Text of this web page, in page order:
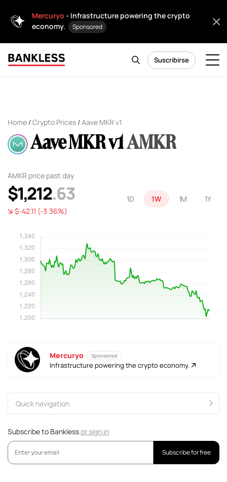
Mercuryo - Infrastructure powering the crypto
economy.
Sponsored
Suscribirse
Home /Crypto Prices /Aave MKR v1
Aave MKR v1AMKR
1D 1W 1M 1Y
AMKR price past day
$1,212.63
$-42.11 (-3.36%)
Mercuryo Sponsored
Infrastructure powering the crypto economy.
Quick navigation
Subscribe to Banklessorsign in
Subscribe for free